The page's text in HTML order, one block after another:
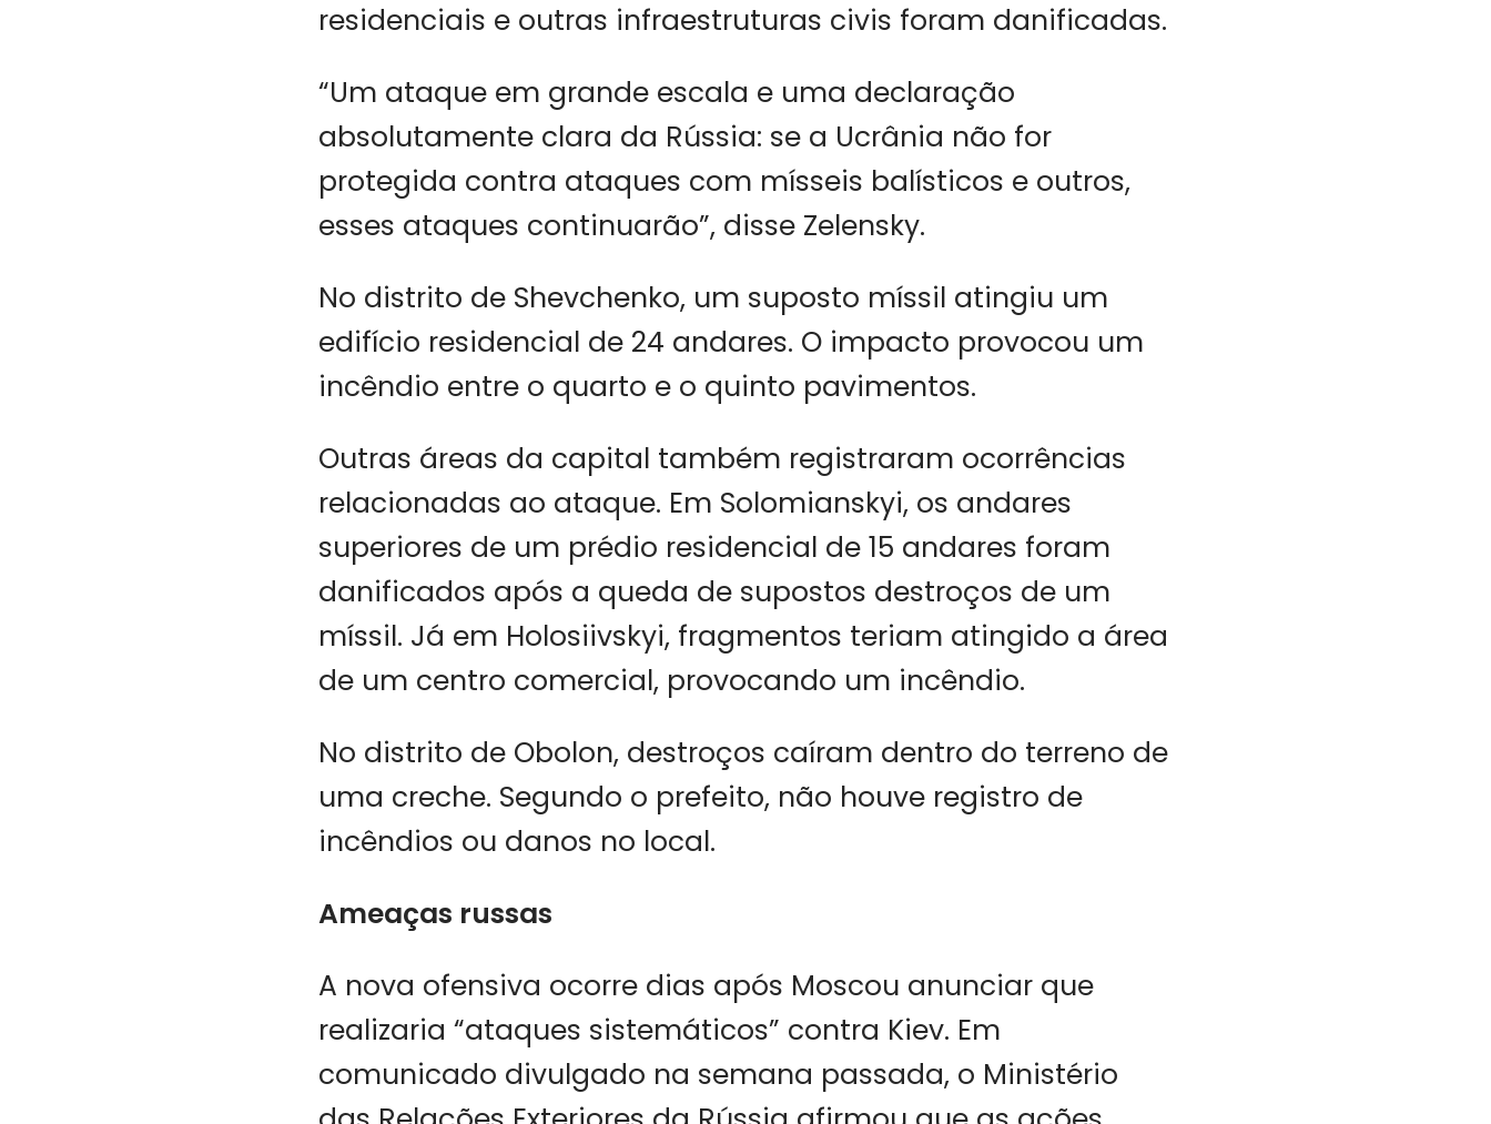
residenciais e outras infraestruturas civis foram danificadas.
“Um ataque em grande escala e uma declaração
absolutamente clara da Rússia: se a Ucrânia não for
protegida contra ataques com mísseis balísticos e outros,
esses ataques continuarão”, disse Zelensky.
No distrito de Shevchenko, um suposto míssil atingiu um
edifício residencial de 24 andares. O impacto provocou um
incêndio entre o quarto e o quinto pavimentos.
Outras áreas da capital também registraram ocorrências
relacionadas ao ataque. Em Solomianskyi, os andares
superiores de um prédio residencial de 15 andares foram
danificados após a queda de supostos destroços de um
míssil. Já em Holosiivskyi, fragmentos teriam atingido a área
de um centro comercial, provocando um incêndio.
No distrito de Obolon, destroços caíram dentro do terreno de
uma creche. Segundo o prefeito, não houve registro de
incêndios ou danos no local.
Ameaças russas
A nova ofensiva ocorre dias após Moscou anunciar que
realizaria “ataques sistemáticos” contra Kiev. Em
comunicado divulgado na semana passada, o Ministério